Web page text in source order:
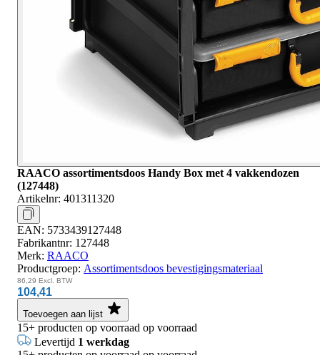
RAACO assortimentsdoos Handy Box met 4 vakkendozen
(127448)
Artikelnr: 401311320
EAN: 5733439127448
Fabrikantnr: 127448
Merk: RAACO
Productgroep: Assortimentsdoos bevestigingsmateriaal
86,29 Excl. BTW
104,41
Toevoegen aan lijst
15+ producten op voorraad op voorraad
Levertijd 1 werkdag